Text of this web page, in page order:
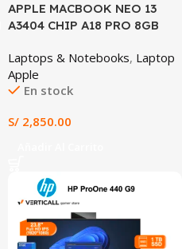
APPLE MACBOOK NEO 13
A3404 CHIP A18 PRO 8GB
ÍNDIGO (A3404)
Laptops & Notebooks, Laptop
Apple
En stock
S/ 2,850.00